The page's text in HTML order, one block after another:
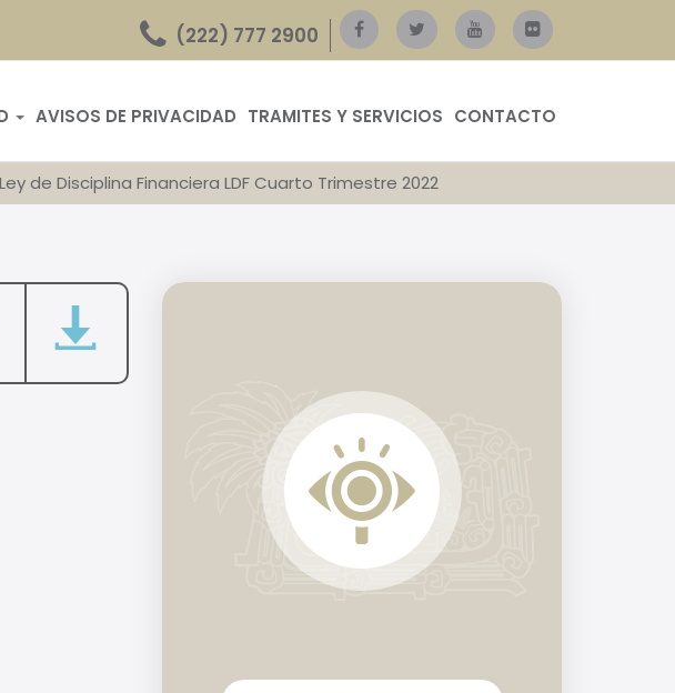
(222) 777 2900
AVISOS DE PRIVACIDAD TRAMITES Y SERVICIOS CONTACTO
de Disciplina Financiera LDF Cuarto Trimestre 2022